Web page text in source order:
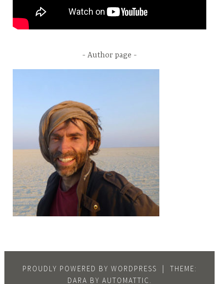
Author page
PROUDLY POWERED BY WORDPRESS
THEME:
DARA BY AUTOMATTIC .